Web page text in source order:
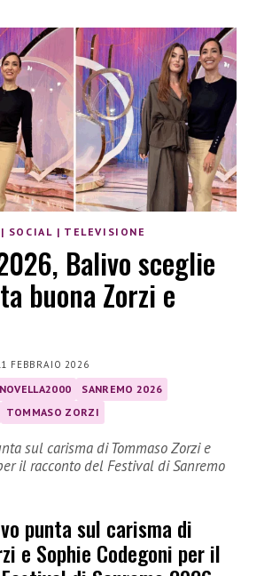
| SOCIAL | TELEVISIONE
Balivo sceglie
buona Zorzi e
FEBBRAIO 2026
NOVELLA2000
SANREMO 2026
TOMMASO ZORZI
sul carisma di Tommaso Zorzi e
il racconto del Festival di Sanremo
punta sul carisma di
e Sophie Codegoni per il